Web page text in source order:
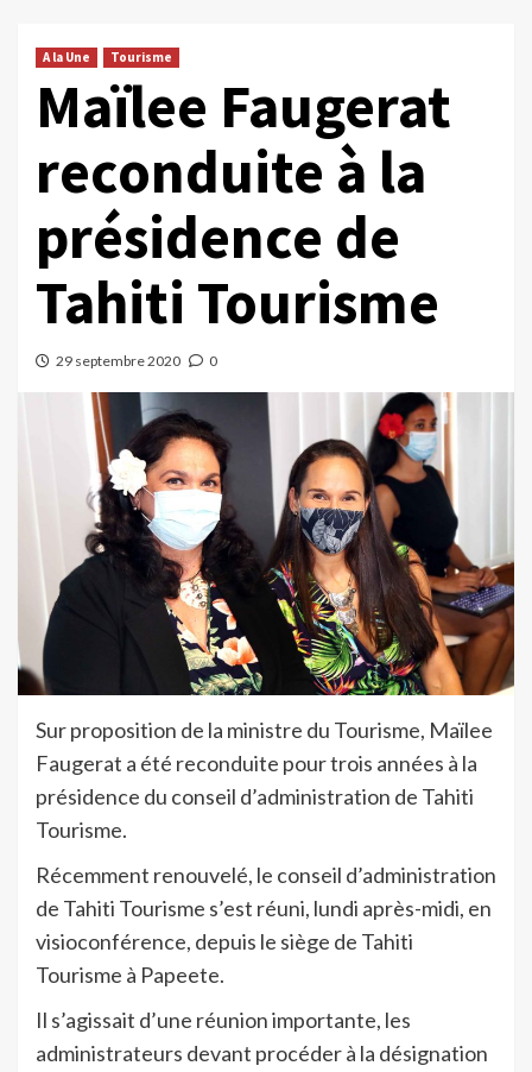
A la Une Tourisme
Maïlee Faugerat
reconduite à la
présidence de
Tahiti Tourisme
29 septembre 2020 0
Sur proposition de la ministre du Tourisme, Maïlee
Faugerat a été reconduite pour trois années à la
présidence du conseil d’administration de Tahiti
Tourisme.
Récemment renouvelé, le conseil d’administration
de Tahiti Tourisme s’est réuni, lundi après-midi, en
visioconférence, depuis le siège de Tahiti
Tourisme à Papeete.
Il s’agissait d’une réunion importante, les
administrateurs devant procéder à la désignation